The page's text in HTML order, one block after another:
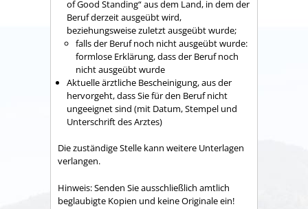
of Good Standing“ aus dem Land, in dem der
Beruf derzeit ausgeübt wird,
beziehungsweise zuletzt ausgeübt wurde;
falls der Beruf noch nicht ausgeübt wurde:
formlose Erklärung, dass der Beruf noch
nicht ausgeübt wurde
Aktuelle ärztliche Bescheinigung, aus der
hervorgeht, dass Sie für den Beruf nicht
ungeeignet sind (mit Datum, Stempel und
Unterschrift des Arztes)
Die zuständige Stelle kann weitere Unterlagen
verlangen.
Hinweis: Senden Sie ausschließlich amtlich
beglaubigte Kopien und keine Originale ein!